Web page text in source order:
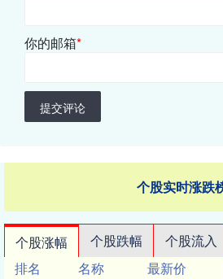
你的邮箱*
提交评论
个股实时涨跌
个股涨幅 个股跌幅 个股流入
排名
名称 最新价